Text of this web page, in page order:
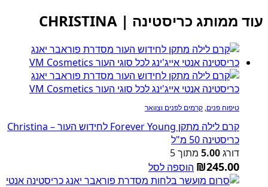
עוד ממותג כריסטינה | CHRISTINA
טיפוח פנים, קרמים לפנים וצוואר
קרם לילה מתקן Forever Young לחידוש העור – Christina
כריסטינה 50 מ"ל
דורג5.00 מתוך 5
₪245.00 הוספה לסל